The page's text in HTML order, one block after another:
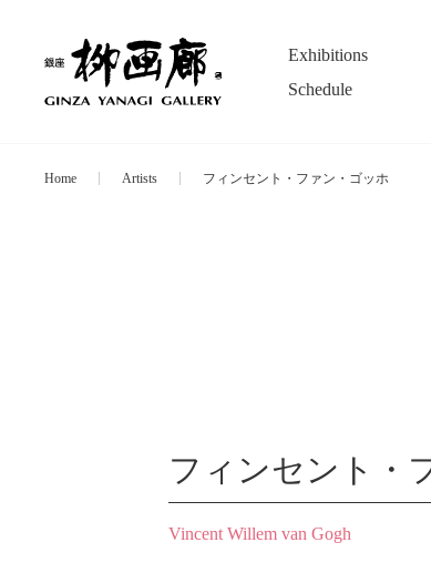
Exhibitions
Schedule
Home Artists フィンセント・ファン・ゴッホ
フィンセント・
Vincent Willem van Gogh